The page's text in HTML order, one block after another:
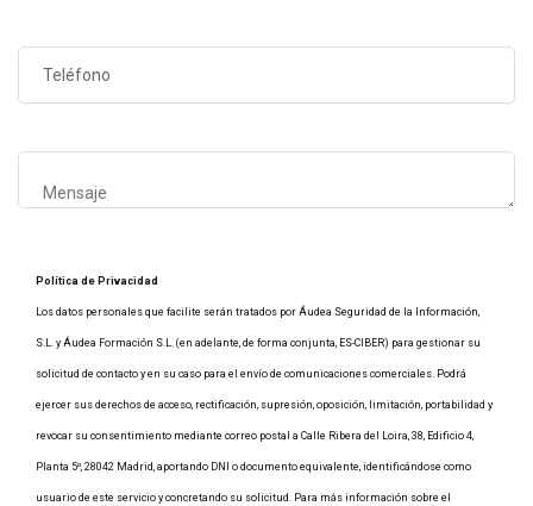
Política de Privacidad
Los datos personales que facilite serán tratados por Áudea Seguridad de la Información,
S.L. y Áudea Formación S.L. (en adelante, de forma conjunta, ES-CIBER) para gestionar su
solicitud de contacto y en su caso para el envío de comunicaciones comerciales. Podrá
ejercer sus derechos de acceso, rectificación, supresión, oposición, limitación, portabilidad y
revocar su consentimiento mediante correo postal a Calle Ribera del Loira, 38, Edificio 4,
Planta 5º, 28042 Madrid, aportando DNI o documento equivalente, identificándose como
usuario de este servicio y concretando su solicitud. Para más información sobre el